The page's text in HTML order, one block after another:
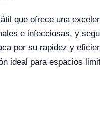
que ofrece una
e infecciosas, y
por su rapidez y
ideal para espacios